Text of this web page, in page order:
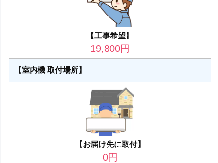
【工事希望】
19,800円
【室内機 取付場所】
【お届け先に取付】
0円